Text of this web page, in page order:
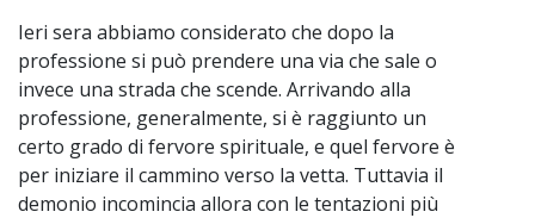
Ieri sera abbiamo considerato che dopo la
professione si può prendere una via che sale o
invece una strada che scende. Arrivando alla
professione, generalmente, si è raggiunto un
certo grado di fervore spirituale, e quel fervore è
per iniziare il cammino verso la vetta. Tuttavia il
demonio incomincia allora con le tentazioni più